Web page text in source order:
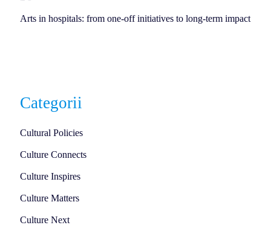
Arts in hospitals: from one-off initiatives to long-term impact
Categorii
Cultural Policies
Culture Connects
Culture Inspires
Culture Matters
Culture Next